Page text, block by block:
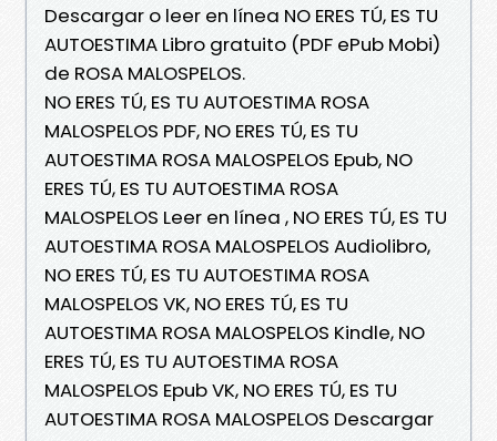
Descargar o leer en línea NO ERES TÚ, ES TU
AUTOESTIMA Libro gratuito (PDF ePub Mobi)
de ROSA MALOSPELOS.
NO ERES TÚ, ES TU AUTOESTIMA ROSA
MALOSPELOS PDF, NO ERES TÚ, ES TU
AUTOESTIMA ROSA MALOSPELOS Epub, NO
ERES TÚ, ES TU AUTOESTIMA ROSA
MALOSPELOS Leer en línea , NO ERES TÚ, ES TU
AUTOESTIMA ROSA MALOSPELOS Audiolibro,
NO ERES TÚ, ES TU AUTOESTIMA ROSA
MALOSPELOS VK, NO ERES TÚ, ES TU
AUTOESTIMA ROSA MALOSPELOS Kindle, NO
ERES TÚ, ES TU AUTOESTIMA ROSA
MALOSPELOS Epub VK, NO ERES TÚ, ES TU
AUTOESTIMA ROSA MALOSPELOS Descargar